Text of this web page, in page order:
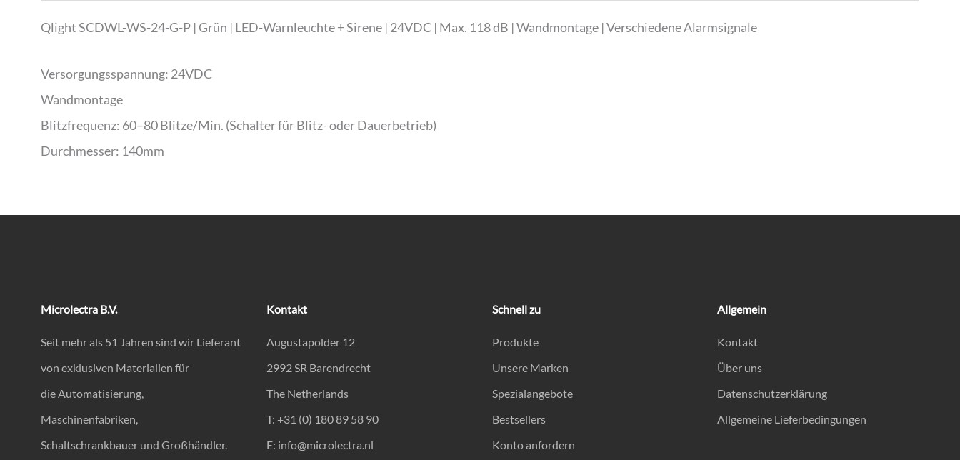
Qlight SCDWL-WS-24-G-P | Grün | LED-Warnleuchte + Sirene | 24VDC | Max. 118 dB | Wandmontage | Verschiedene Alarmsignale
Versorgungsspannung: 24VDC
Wandmontage
Blitzfrequenz: 60–80 Blitze/Min. (Schalter für Blitz- oder Dauerbetrieb)
Durchmesser: 140mm
Microlectra B.V.
Seit mehr als 51 Jahren sind wir Lieferant
von exklusiven Materialien für
die Automatisierung,
Maschinenfabriken,
Schaltschrankbauer und Großhändler.
Kontakt
Augustapolder 12
2992 SR Barendrecht
The Netherlands
T: +31 (0) 180 89 58 90
E: info@microlectra.nl
Schnell zu
Produkte
Unsere Marken
Spezialangebote
Bestsellers
Konto anfordern
Allgemein
Kontakt
Über uns
Datenschutzerklärung
Allgemeine Lieferbedingungen